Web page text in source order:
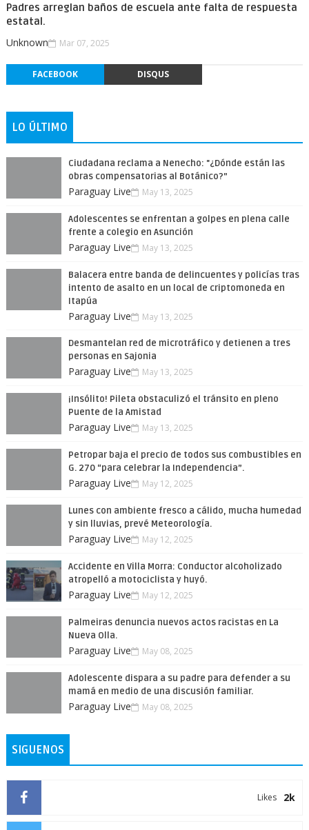
Padres arreglan baños de escuela ante falta de respuesta
estatal.
Unknown Mar 07, 2025
FACEBOOK DISQUS
LO ÚLTIMO
Ciudadana reclama a Nenecho: "¿Dónde están las
obras compensatorias al Botánico?”
Paraguay Live May 13, 2025
Adolescentes se enfrentan a golpes en plena calle
frente a colegio en Asunción
Paraguay Live May 13, 2025
Balacera entre banda de delincuentes y policías tras
intento de asalto en un local de criptomoneda en
Itapúa
Paraguay Live May 13, 2025
Desmantelan red de microtráfico y detienen a tres
personas en Sajonia
Paraguay Live May 13, 2025
¡Insólito! Pileta obstaculizó el tránsito en pleno
Puente de la Amistad
Paraguay Live May 13, 2025
Petropar baja el precio de todos sus combustibles en
G. 270 “para celebrar la Independencia”.
Paraguay Live May 12, 2025
Lunes con ambiente fresco a cálido, mucha humedad
y sin lluvias, prevé Meteorología.
Paraguay Live May 12, 2025
Accidente en Villa Morra: Conductor alcoholizado
atropelló a motociclista y huyó.
Paraguay Live May 12, 2025
Palmeiras denuncia nuevos actos racistas en La
Nueva Olla.
Paraguay Live May 08, 2025
Adolescente dispara a su padre para defender a su
mamá en medio de una discusión familiar.
Paraguay Live May 08, 2025
SIGUENOS
2k
Likes